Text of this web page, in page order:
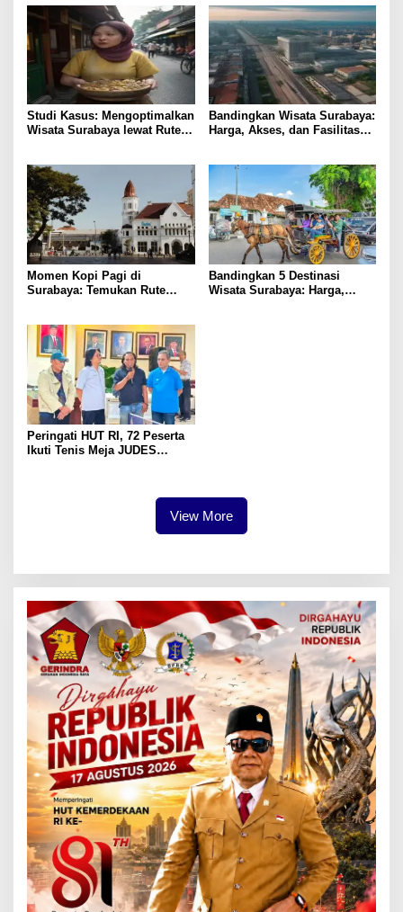
Studi Kasus: Mengoptimalkan
Wisata Surabaya lewat Rute
Bandingkan Wisata Surabaya:
Harga, Akses, dan Fasilitas
Momen Kopi Pagi di
Surabaya: Temukan Rute
Bandingkan 5 Destinasi
Wisata Surabaya: Harga,
Peringati HUT RI, 72 Peserta
Ikuti Tenis Meja JUDES
View More